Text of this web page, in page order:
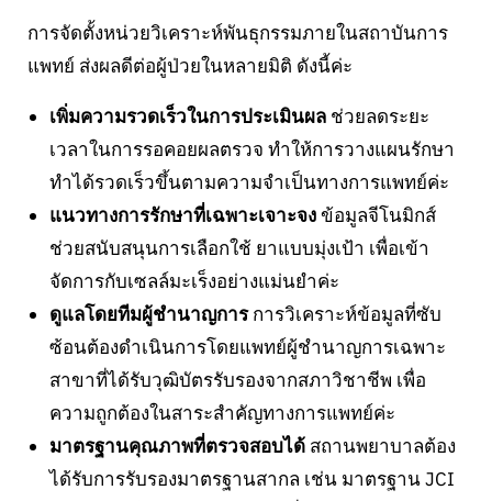
การจัดตั้งหน่วยวิเคราะห์พันธุกรรมภายในสถาบันการ
แพทย์ ส่งผลดีต่อผู้ป่วยในหลายมิติ ดังนี้ค่ะ
เพิ่มความรวดเร็วในการประเมินผล ช่วยลดระยะ
เวลาในการรอคอยผลตรวจ ทำให้การวางแผนรักษา
ทำได้รวดเร็วขึ้นตามความจำเป็นทางการแพทย์ค่ะ
แนวทางการรักษาที่เฉพาะเจาะจงข้อมูลจีโนมิกส์
ช่วยสนับสนุนการเลือกใช้ ยาแบบมุ่งเป้า เพื่อเข้า
จัดการกับเซลล์มะเร็งอย่างแม่นยำค่ะ
ดูแลโดยทีมผู้ชำนาญการการวิเคราะห์ข้อมูลที่ซับ
ซ้อนต้องดำเนินการโดยแพทย์ผู้ชำนาญการเฉพาะ
สาขาที่ได้รับวุฒิบัตรรับรองจากสภาวิชาชีพ เพื่อ
ความถูกต้องในสาระสำคัญทางการแพทย์ค่ะ
มาตรฐานคุณภาพที่ตรวจสอบได้ สถานพยาบาลต้อง
ได้รับการรับรองมาตรฐานสากล เช่น มาตรฐาน JCI